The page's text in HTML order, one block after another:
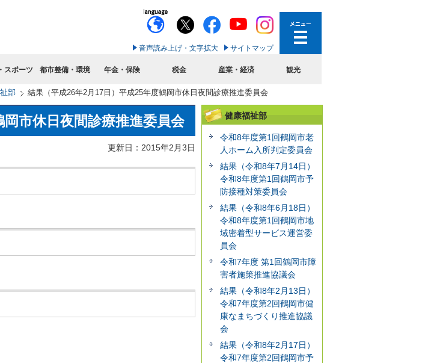
音声読み上げ・文字拡大 サイトマップ
スポーツ 都市整備・環境 年金・保険 税金 産業・経済 観光
部 結果（平成26年2月17日）平成25年度鶴岡市休日夜間診療推進委員会
市休日夜間診療推進委員会
更新日：2015年2月3日
健康福祉部
令和8年度第1回鶴岡市老
人ホーム入所判定委員会
結果（令和8年7月14日）
令和8年度第1回鶴岡市予
防接種対策委員会
結果（令和8年6月18日）
令和8年度第1回鶴岡市地
域密着型サービス運営委
員会
令和7年度 第1回鶴岡市障
害者施策推進協議会
結果（令和8年2月13日）
令和7年度第2回鶴岡市健
康なまちづくり推進協議
会
結果（令和8年2月17日）
令和7年度第2回鶴岡市予